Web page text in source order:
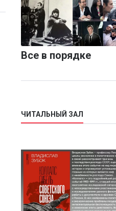
Все в порядке
ЧИТАЛЬНЫЙ ЗАЛ